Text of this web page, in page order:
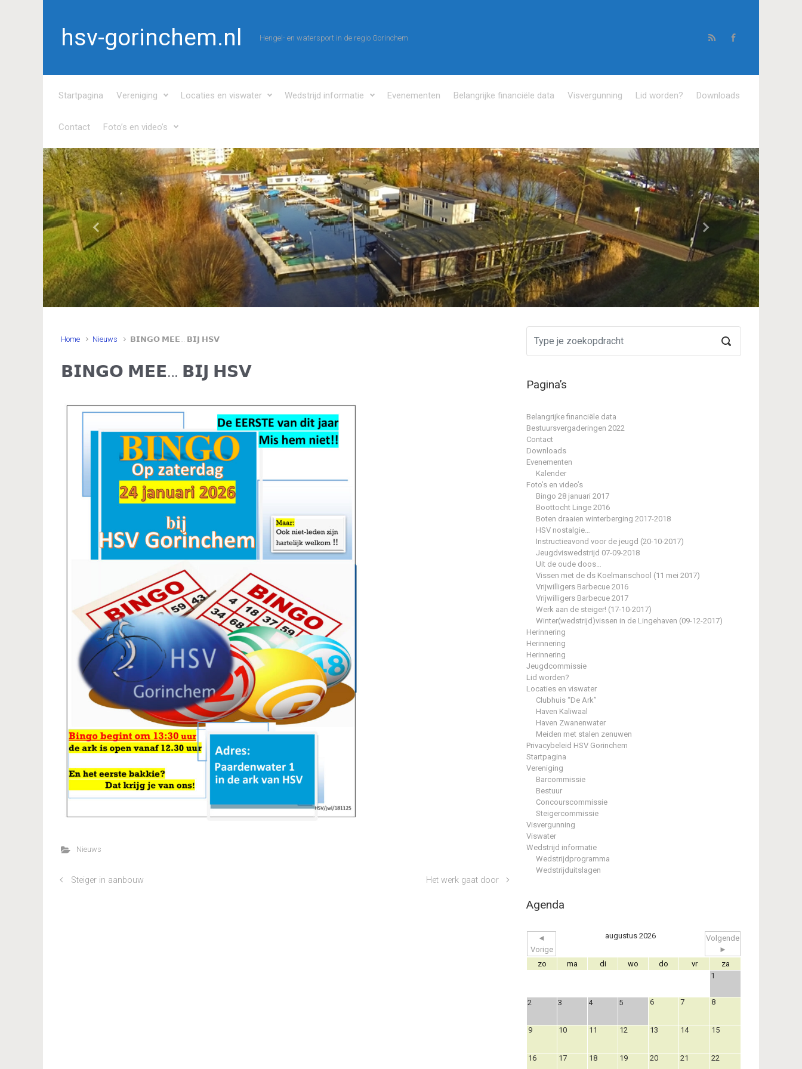
hsv-gorinchem.nl Hengel- en watersport in de regio Gorinchem
Startpagina Vereniging Locaties en viswater Wedstrijd informatie Evenementen Belangrijke financiële data Visvergunning Lid worden? Downloads
Contact Foto’s en video’s
Vorige Volgende
Home Nieuws 𝗕𝗜𝗡𝗚𝗢 𝗠𝗘𝗘… 𝗕𝗜𝗝 𝗛𝗦𝗩
𝗕𝗜𝗡𝗚𝗢 𝗠𝗘𝗘… 𝗕𝗜𝗝 𝗛𝗦𝗩
Nieuws
Steiger in aanbouw Het werk gaat door
Pagina’s
Belangrijke financiële data
Bestuursvergaderingen 2022
Contact
Downloads
Evenementen
Kalender
Foto’s en video’s
Bingo 28 januari 2017
Boottocht Linge 2016
Boten draaien winterberging 2017-2018
HSV nostalgie…
Instructieavond voor de jeugd (20-10-2017)
Jeugdviswedstrijd 07-09-2018
Uit de oude doos…
Vissen met de ds Koelmanschool (11 mei 2017)
Vrijwilligers Barbecue 2016
Vrijwilligers Barbecue 2017
Werk aan de steiger! (17-10-2017)
Winter(wedstrijd)vissen in de Lingehaven (09-12-2017)
Herinnering
Herinnering
Herinnering
Jeugdcommissie
Lid worden?
Locaties en viswater
Clubhuis “De Ark”
Haven Kaliwaal
Haven Zwanenwater
Meiden met stalen zenuwen
Privacybeleid HSV Gorinchem
Startpagina
Vereniging
Barcommissie
Bestuur
Concourscommissie
Steigercommissie
Visvergunning
Viswater
Wedstrijd informatie
Wedstrijdprogramma
Wedstrijduitslagen
Agenda
◄
Vorige
augustus 2026
Volgende
►
zo
ma di wo do vr
za
1
2 3 4 5 6 7 8
9 10 11 12 13 14 15
16 17 18 19 20 21 22